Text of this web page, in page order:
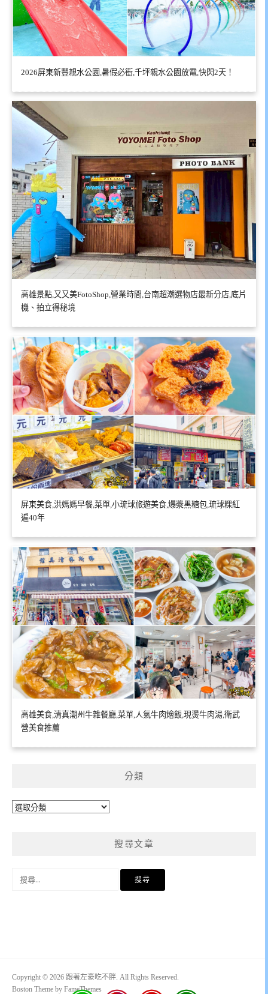
2026屏東新豐親水公園,暑假必衝,千坪親水公園放電,快閃2天！
高雄景點,又又美FotoShop,營業時間,台南超潮選物店最新分店,底片
機、拍立得秘境
屏東美食,洪媽媽早餐,菜單,小琉球旅遊美食,爆漿黑糖包,琉球粿紅
遍40年
高雄美食,清真潮州牛雜餐廳,菜單,人氣牛肉燴飯,現燙牛肉湯,衛武
營美食推薦
分類
分
搜尋文章
Copyright © 2026 跟著左豪吃不胖. All Rights Reserved.
Boston Theme by FameThemes